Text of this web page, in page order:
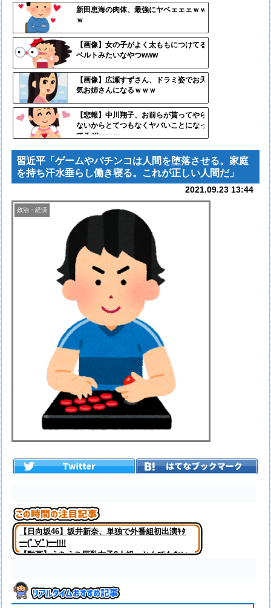
新田恵海の肉体、最強にヤベェェェｗｗ
ｗ
【画像】女の子がよく太ももにつけてる
ベルトみたいなやつwww
【画像】広瀬すずさん、ドラミ姿でお天
気お姉さんになるｗｗｗ
【悲報】中川翔子、お前らが貰ってやら
ないからとてつもなくヤバいことになっ
てるぞｗｗｗ
リン
ンク
自動
更新
ツー
習近平「ゲームやパチンコは人間を堕落させる。家庭
を持ち汗水垂らし働き寝る。これが正しい人間だ」
2021.09.23 13:44
政治・経済
【日向坂46】坂井新奈、単独で外番組初出演ｷﾀ
━(ﾟ∀ﾟ)━!!!!
【動画】えちえち巨乳女子2人組、とんでもない